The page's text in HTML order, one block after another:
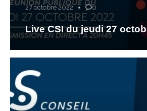
27 octobre 2022 0
Live CSI du jeudi 27